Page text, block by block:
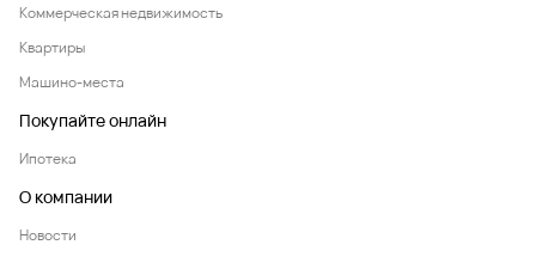
Коммерческая недвижимость
Квартиры
Машино-места
Покупайте онлайн
Ипотека
О компании
Новости